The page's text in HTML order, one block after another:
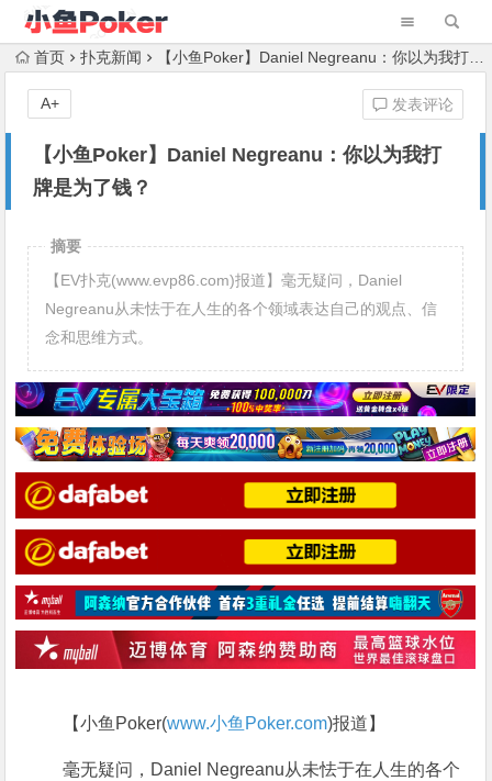
首页 扑克新闻 【小鱼Poker】Daniel Negreanu：你以为我打牌是为了钱？
【小鱼Poker】Daniel Negreanu：你以为我打
牌是为了钱？
发表评论
A+
摘要
【EV扑克(www.evp86.com)报道】毫无疑问，Daniel
Negreanu从未怯于在人生的各个领域表达自己的观点、信
念和思维方式。
【小鱼Poker(www.小鱼Poker.com)报道】
毫无疑问，Daniel Negreanu从未怯于在人生的各个